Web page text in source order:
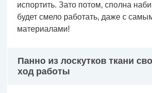
испортить. Зато потом, сполна
будет смело работать, даже с
материалами!
Панно из лоскутков ткани
ход работы